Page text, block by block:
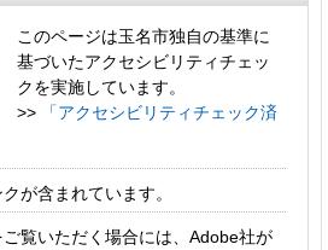
このページは玉名市独自の基準に
基づいたアクセシビリティチェッ
クを実施しています。
>>
「アクセシビリティチェック済
が含まれています。
覧いただく場合には、Adobe社が